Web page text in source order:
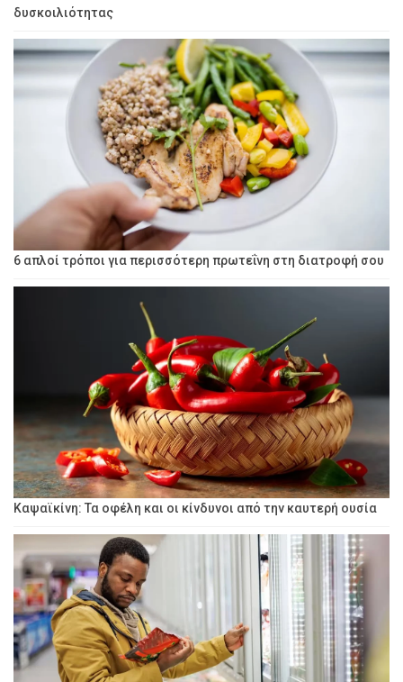
δυσκοιλιότητας
6 απλοί τρόποι για περισσότερη πρωτεΐνη στη διατροφή σου
Καψαϊκίνη: Τα οφέλη και οι κίνδυνοι από την καυτερή ουσία